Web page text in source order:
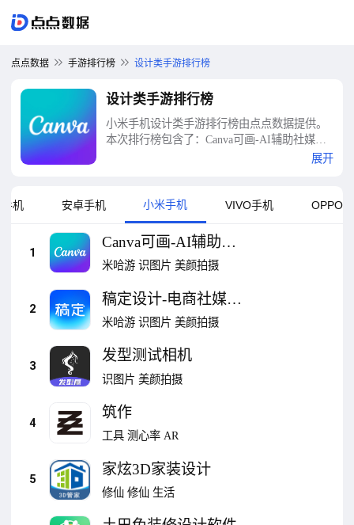
点点数据 手游排行榜 设计类手游排行榜
设计类手游排行榜
小米手机设计类手游排行榜由点点数据提供。
本次排行榜包含了：Canva可画-AI辅助社媒图
文制作、稿定设计-电商社媒海报创作神器、发
图设计室、Microsoft PowerPoint等十大设计类
手游排行榜
展开
机 安卓手机 小米手机 VIVO手机 OPPO
1
Canva可画-AI辅助社
媒图文制作
米哈游 识图片 美颜拍摄
2
稿定设计-电商社媒海
报创作神器
米哈游 识图片 美颜拍摄
3
发型测试相机
识图片 美颜拍摄
4
筑作
工具 测心率 AR
5
家炫3D家装设计
修仙 修仙 生活